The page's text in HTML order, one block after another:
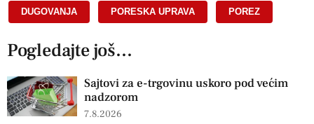
DUGOVANJA PORESKA UPRAVA POREZ
Pogledajte još...
Sajtovi za e-trgovinu uskoro pod većim
nadzorom
7.8.2026